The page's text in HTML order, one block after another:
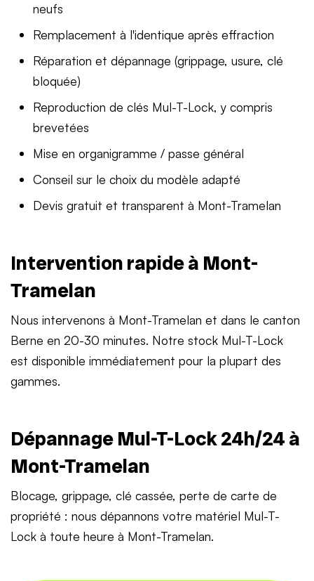
neufs
Remplacement à l'identique après effraction
Réparation et dépannage (grippage, usure, clé
bloquée)
Reproduction de clés Mul-T-Lock, y compris
brevetées
Mise en organigramme / passe général
Conseil sur le choix du modèle adapté
Devis gratuit et transparent à Mont-Tramelan
Intervention rapide à Mont-
Tramelan
Nous intervenons à Mont-Tramelan et dans le canton
Berne en 20-30 minutes. Notre stock Mul-T-Lock
est disponible immédiatement pour la plupart des
gammes.
Dépannage Mul-T-Lock 24h/24 à
Mont-Tramelan
Blocage, grippage, clé cassée, perte de carte de
propriété : nous dépannons votre matériel Mul-T-
Lock à toute heure à Mont-Tramelan.